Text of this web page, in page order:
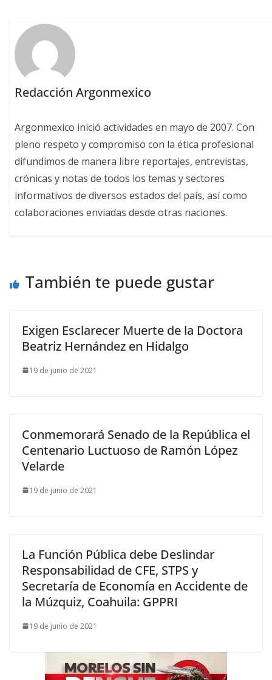
Redacción Argonmexico
Argonmexico inició actividades en mayo de 2007. Con
pleno respeto y compromiso con la ética profesional
difundimos de manera libre reportajes, entrevistas,
crónicas y notas de todos los temas y sectores
informativos de diversos estados del país, así como
colaboraciones enviadas desde otras naciones.
También te puede gustar
Exigen Esclarecer Muerte de la Doctora
Beatriz Hernández en Hidalgo
19 de junio de 2021
Conmemorará Senado de la República el
Centenario Luctuoso de Ramón López
Velarde
19 de junio de 2021
La Función Pública debe Deslindar
Responsabilidad de CFE, STPS y
Secretaría de Economía en Accidente de
la Múzquiz, Coahuila: GPPRI
19 de junio de 2021